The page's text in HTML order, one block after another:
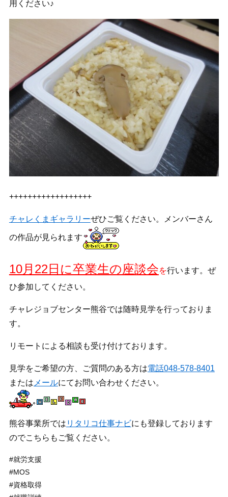
用ください♪
++++++++++++++++++
チャレくまギャラリーぜひご覧ください。メンバーさん
の作品が見られます
10月22日に卒業生の座談会を行います。ぜ
ひ参加してください。
チャレジョブセンター熊谷では随時見学を行っておりま
す。
リモートによる相談も受け付けております。
見学をご希望の方、ご質問のある方は電話048-578-8401
または メールにてお問い合わせください。
熊谷事業所では リタリコ仕事ナビにも登録しております
のでこちらもご覧ください。
#就労支援
#MOS
#資格取得